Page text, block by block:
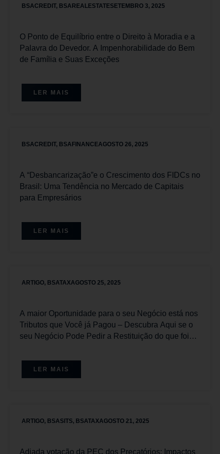
BSACREDIT, BSAREALESTATESETEMBRO 3, 2025
O Ponto de Equilíbrio entre o Direito à Moradia e a
Palavra do Devedor. A Impenhorabilidade do Bem
de Família e Suas Exceções
LER MAIS
BSACREDIT, BSAFINANCEAGOSTO 26, 2025
A “Desbancarização”e o Crescimento dos FIDCs no
Brasil: Uma Tendência no Mercado de Capitais
para Empresários
LER MAIS
ARTIGO, BSATAXAGOSTO 25, 2025
A maior Oportunidade para o seu Negócio está nos
Tributos que Você já Pagou – Descubra Aqui se o
seu Negócio Pode Pedir a Restituição do que foi
LER MAIS
ARTIGO, BSASITS, BSATAXAGOSTO 21, 2025
Adiada votação da PEC dos Precatórios: Impactos